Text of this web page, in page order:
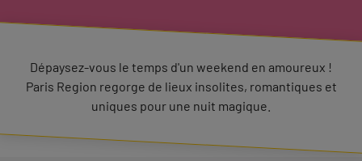
Dépaysez-vous le temps d'un weekend en amoureux !
Paris Region regorge de lieux insolites, romantiques et
uniques pour une nuit magique.